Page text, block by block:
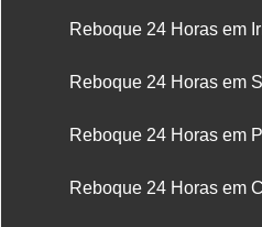
Reboque 24 Horas em
Reboque 24 Horas em
Reboque 24 Horas em
Reboque 24 Horas em